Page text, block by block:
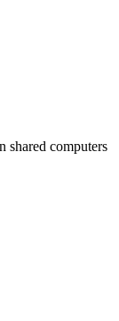
shared computers